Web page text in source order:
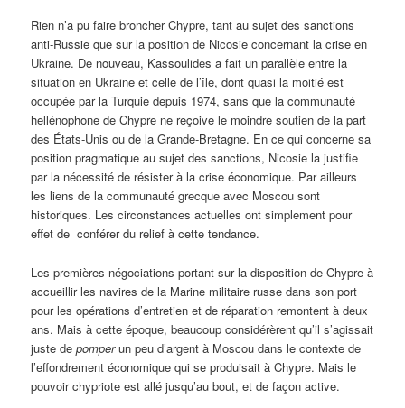
Rien n’a pu faire broncher Chypre, tant au sujet des sanctions
anti-Russie que sur la position de Nicosie concernant la crise en
Ukraine. De nouveau, Kassoulides a fait un parallèle entre la
situation en Ukraine et celle de l’île, dont quasi la moitié est
occupée par la Turquie depuis 1974, sans que la communauté
hellénophone de Chypre ne reçoive le moindre soutien de la part
des États-Unis ou de la Grande-Bretagne. En ce qui concerne sa
position pragmatique au sujet des sanctions, Nicosie la justifie
par la nécessité de résister à la crise économique. Par ailleurs
les liens de la communauté grecque avec Moscou sont
historiques. Les circonstances actuelles ont simplement pour
effet de conférer du relief à cette tendance.
Les premières négociations portant sur la disposition de Chypre à
accueillir les navires de la Marine militaire russe dans son port
pour les opérations d’entretien et de réparation remontent à deux
ans. Mais à cette époque, beaucoup considérèrent qu’il s’agissait
juste depomperun peu d’argent à Moscou dans le contexte de
l’effondrement économique qui se produisait à Chypre. Mais le
pouvoir chypriote est allé jusqu’au bout, et de façon active.